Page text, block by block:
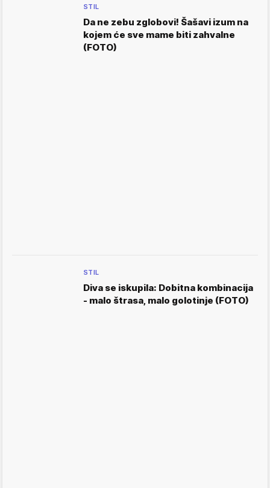
STIL
Da ne zebu zglobovi! Šašavi izum na
kojem će sve mame biti zahvalne
(FOTO)
STIL
Diva se iskupila: Dobitna kombinacija
- malo štrasa, malo golotinje (FOTO)